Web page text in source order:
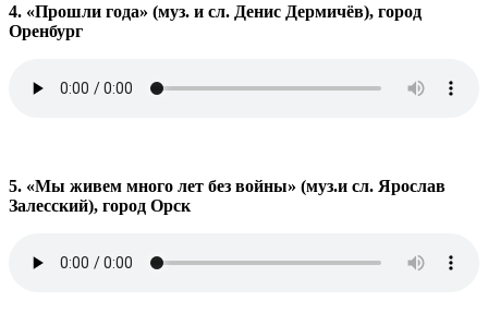
4. «Прошли года» (муз. и сл. Денис Дермичёв), город
Оренбург
5. «Мы живем много лет без войны» (муз.и сл. Ярослав
Залесский), город Орск